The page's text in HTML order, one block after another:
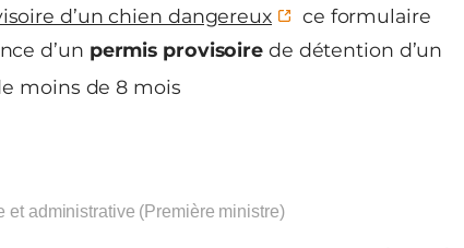
d’un chien dangereux
ce formulaire
d’un permis provisoire de détention d’un
moins de 8 mois
administrative (Première ministre)